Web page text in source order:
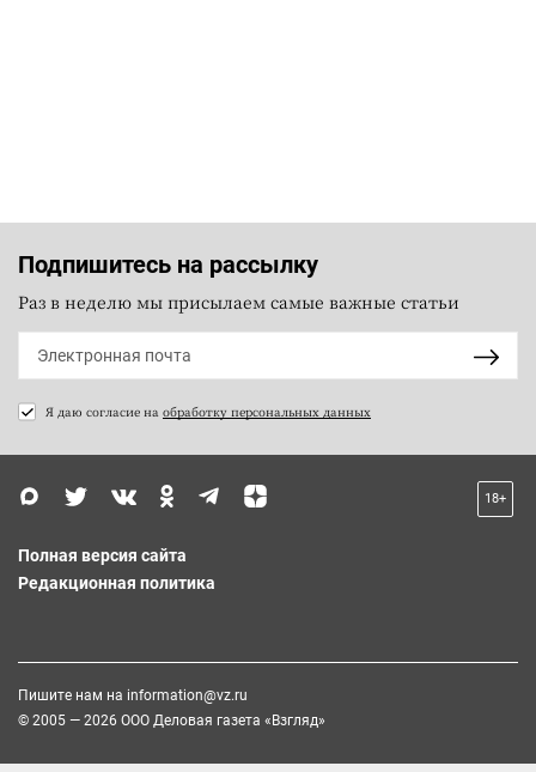
Подпишитесь на рассылку
Раз в неделю мы присылаем самые важные статьи
Я даю согласие на обработку персональных данных
18+
Полная версия сайта
Редакционная политика
Пишите нам на information@vz.ru
© 2005 — 2026 ООО Деловая газета «Взгляд»